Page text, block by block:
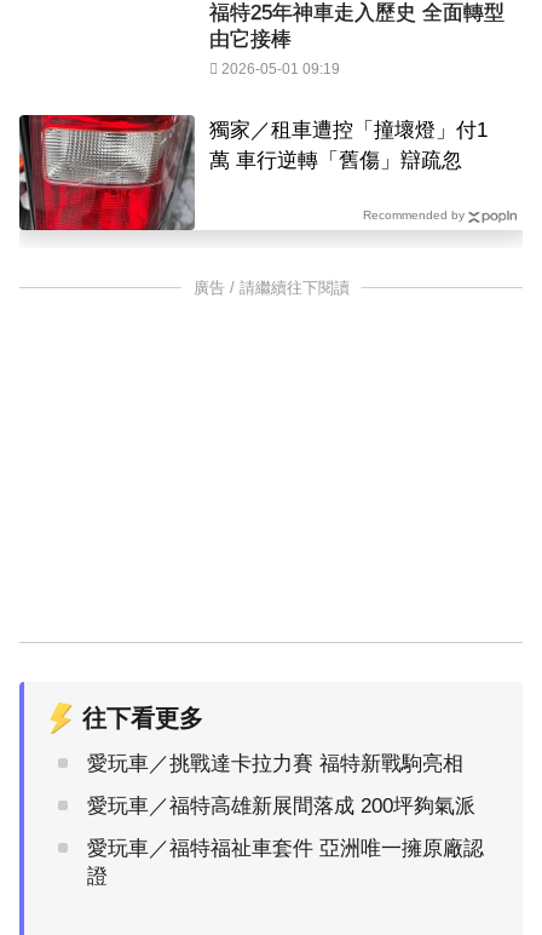
福特25年神車走入歷史 全面轉型
由它接棒
2026-05-01 09:19
獨家／租車遭控「撞壞燈」付1
萬 車行逆轉「舊傷」辯疏忽
Recommended by
廣告 / 請繼續往下閱讀
往下看更多
愛玩車／挑戰達卡拉力賽 福特新戰駒亮相
愛玩車／福特高雄新展間落成 200坪夠氣派
愛玩車／福特福祉車套件 亞洲唯一擁原廠認
證